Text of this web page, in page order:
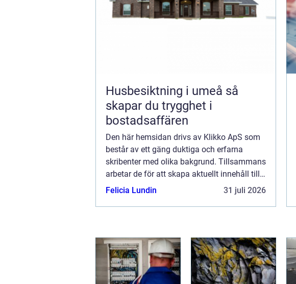
Husbesiktning i umeå så
skapar du trygghet i
bostadsaffären
Den här hemsidan drivs av Klikko ApS som
består av ett gäng duktiga och erfarna
skribenter med olika bakgrund. Tillsammans
arbetar de för att skapa aktuellt innehåll till
den här sidan. Vi vet hur utmanande det är
Felicia Lundin 31 juli 2026